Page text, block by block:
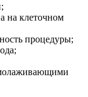
на клеточном
процедуры;